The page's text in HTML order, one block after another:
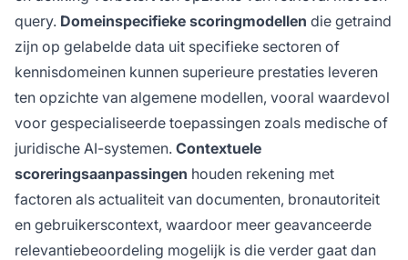
query. Domeinspecifieke scoringmodellen die getraind
zijn op gelabelde data uit specifieke sectoren of
kennisdomeinen kunnen superieure prestaties leveren
ten opzichte van algemene modellen, vooral waardevol
voor gespecialiseerde toepassingen zoals medische of
juridische AI-systemen. Contextuele
scoreringsaanpassingen houden rekening met
factoren als actualiteit van documenten, bronautoriteit
en gebruikerscontext, waardoor meer geavanceerde
relevantiebeoordeling mogelijk is die verder gaat dan